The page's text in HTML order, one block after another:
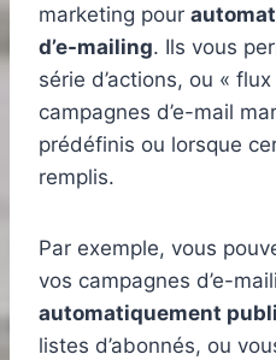
marketing pour
d’e-mailing. Ils vous
série d’actions, ou «
campagnes d’e-mail
prédéfinis ou lorsque
remplis.
Par exemple, vous
vos campagnes d’e-
automatiquement
listes d’abonnés, ou